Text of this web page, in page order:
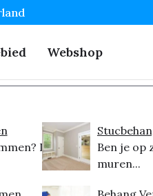
Webshop
Dit
Ben je op
muren...